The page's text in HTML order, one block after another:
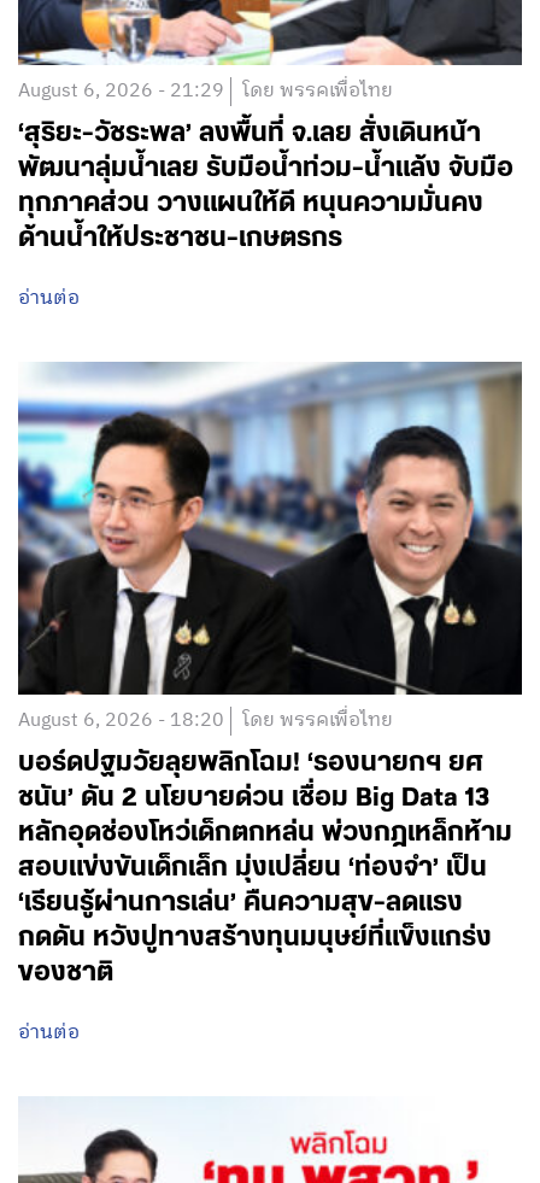
August 6, 2026 - 21:29 โดย พรรคเพื่อไทย
‘สุริยะ-วัชระพล’ ลงพื้นที่ จ.เลย สั่งเดินหน้า
พัฒนาลุ่มน้ำเลย รับมือน้ำท่วม-น้ำแล้ง จับมือ
ทุกภาคส่วน วางแผนให้ดี หนุนความมั่นคง
ด้านน้ำให้ประชาชน-เกษตรกร
อ่านต่อ
August 6, 2026 - 18:20 โดย พรรคเพื่อไทย
บอร์ดปฐมวัยลุยพลิกโฉม! ‘รองนายกฯ ยศ
ชนัน’ ดัน 2 นโยบายด่วน เชื่อม Big Data 13
หลักอุดช่องโหว่เด็กตกหล่น พ่วงกฎเหล็กห้าม
สอบแข่งขันเด็กเล็ก มุ่งเปลี่ยน ‘ท่องจำ’ เป็น
‘เรียนรู้ผ่านการเล่น’ คืนความสุข-ลดแรง
กดดัน หวังปูทางสร้างทุนมนุษย์ที่แข็งแกร่ง
ของชาติ
อ่านต่อ